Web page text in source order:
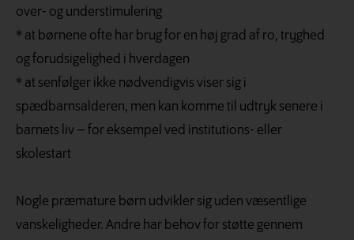
over- og understimulering
* at børnene ofte har brug for en høj grad af ro, tryghed
og forudsigelighed i hverdagen
* at senfølger ikke nødvendigvis viser sig i
spædbarnsalderen, men kan komme til udtryk senere i
barnets liv – for eksempel ved institutions- eller
skolestart
Nogle præmature børn udvikler sig uden væsentlige
vanskeligheder. Andre har behov for støtte gennem